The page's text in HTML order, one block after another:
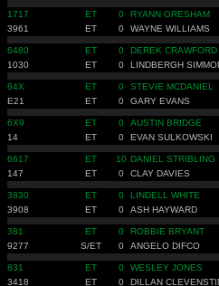
1717 ET 0 RYANN GRESHAM
3961
ET 0 WAYNE WILLIAMS
6480 ET 0 DEREK CRAWFORD
1030
ET 0 LINDBERGH
84X ET 0 STEVIE MCDANIEL
E21
ET 0 GARY EVANS
6X9 ET 0 AUSTIN BRIDGE
14
ET 0 EVAN SULKOWSKI
6617 ET 10 DANIEL STRIBLING
147
ET 0 CLAY DAVIES
3830 ET 0 LINDELL WHITE
3908
ET 0 ASH HAYWARD
381 ET 0 ROBBIE BRYANT
9277
S/ET 0 ANGELO DIFCO
831 ET 0 WESLEY JONES
3418
ET 0 DILLAN